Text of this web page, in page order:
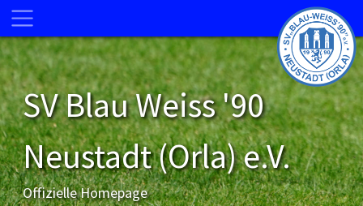
SV Blau Weiss '90
Neustadt (Orla) e.V.
Offizielle Homepage